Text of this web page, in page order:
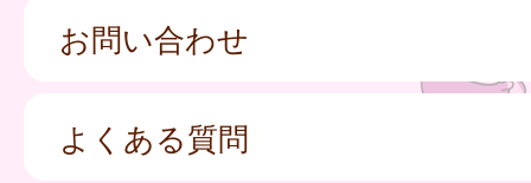
お問い合わせ
よくある質問